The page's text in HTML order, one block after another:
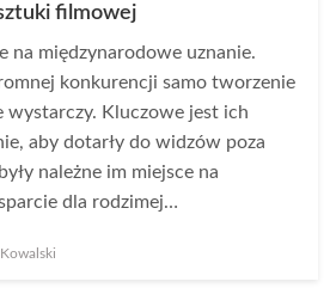
filmowej
na międzynarodowe uznanie.
konkurencji samo tworzenie
Kluczowe jest ich
aby dotarły do widzów poza
należne im miejsce na
dla rodzimej…